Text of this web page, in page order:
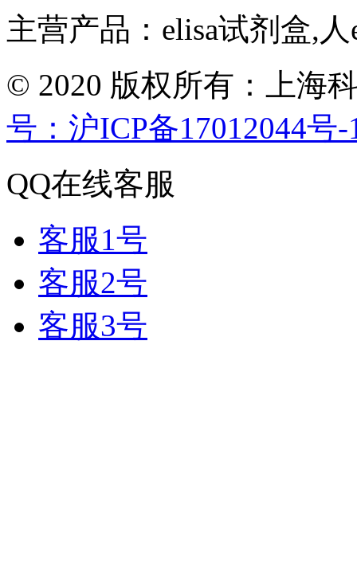
主营产品：elisa试剂盒,
© 2020 版权所有：上海
号：沪ICP备17012044号-
QQ在线客服
客服1号
客服2号
客服3号